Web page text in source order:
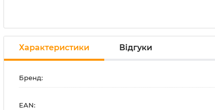
Характеристики Відгуки
Бренд:
EAN: